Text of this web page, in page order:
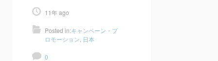
11年 ago
Posted in:キャンペーン・プ
ロモーション 日本
0